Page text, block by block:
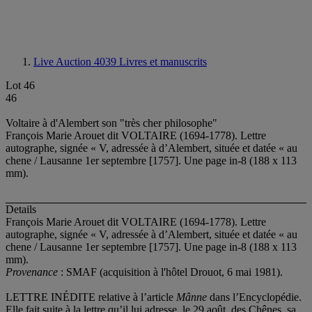
Live Auction 4039 Livres et manuscrits
Lot 46
46
Voltaire à d'Alembert son "très cher philosophe"
François Marie Arouet dit VOLTAIRE (1694-1778). Lettre
autographe, signée « V, adressée à d’Alembert, située et datée « au
chene / Lausanne 1er septembre [1757]. Une page in-8 (188 x 113
mm).
Details
François Marie Arouet dit VOLTAIRE (1694-1778). Lettre
autographe, signée « V, adressée à d’Alembert, située et datée « au
chene / Lausanne 1er septembre [1757]. Une page in-8 (188 x 113
mm).
Provenance : SMAF (acquisition à l'hôtel Drouot, 6 mai 1981).
LETTRE INÉDITE relative à l’article Mânne dans l’Encyclopédie.